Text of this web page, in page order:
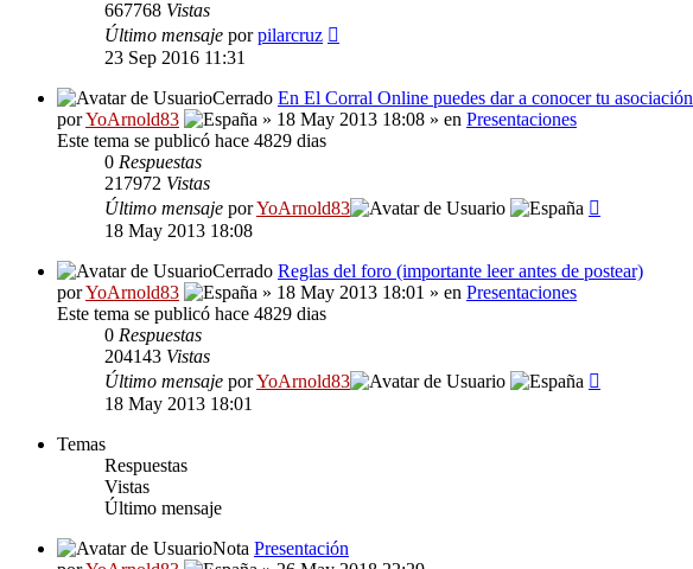
667768 Vistas
Último mensaje porpilarcruz
23 Sep 2016 11:31
Cerrado En El Corral Online puedes dar a conocer tu asociación
porYoArnold83 » 18 May 2013 18:08 » en Presentaciones
Este tema se publicó hace 4829 dias
0 Respuestas
217972 Vistas
Último mensaje porYoArnold83
18 May 2013 18:08
Cerrado Reglas del foro (importante leer antes de postear)
porYoArnold83 » 18 May 2013 18:01 » en Presentaciones
Este tema se publicó hace 4829 dias
0 Respuestas
204143 Vistas
Último mensaje porYoArnold83
18 May 2013 18:01
Temas
Respuestas
Vistas
Último mensaje
Nota Presentación